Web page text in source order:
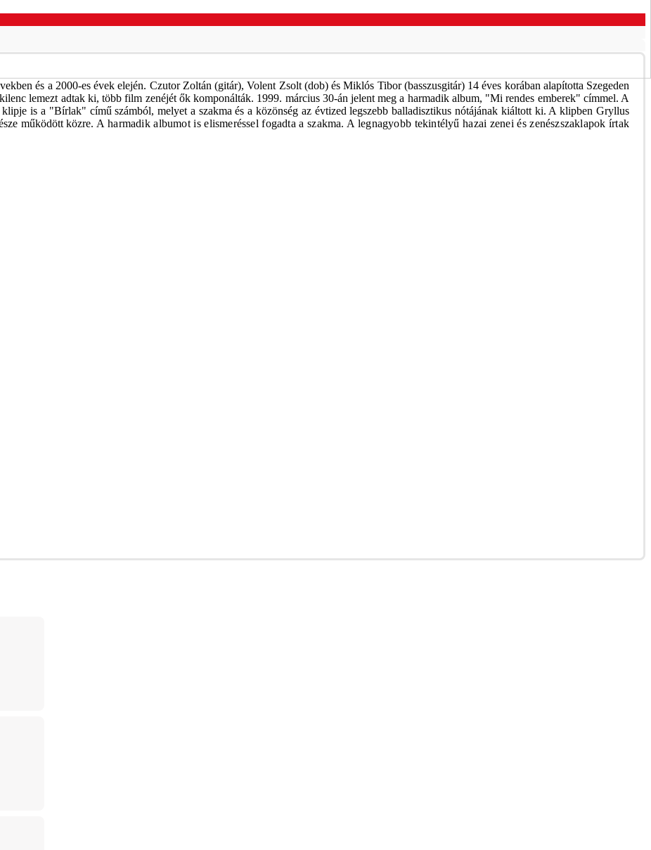
és a 2000-es évek elején. Czutor Zoltán (gitár), Volent Zsolt (dob) és Miklós Tibor (basszusgitár) 14 éves korában alapította Szegeden
lemezt adtak ki, több film zenéjét ők komponálták. 1999. március 30-án jelent meg a harmadik album, "Mi rendes emberek" címmel. A
is a "Bírlak" című számból, melyet a szakma és a közönség az évtized legszebb balladisztikus nótájának kiáltott ki. A klipben Gryllus
működött közre. A harmadik albumot is elismeréssel fogadta a szakma. A legnagyobb tekintélyű hazai zenei és zenészszaklapok írtak